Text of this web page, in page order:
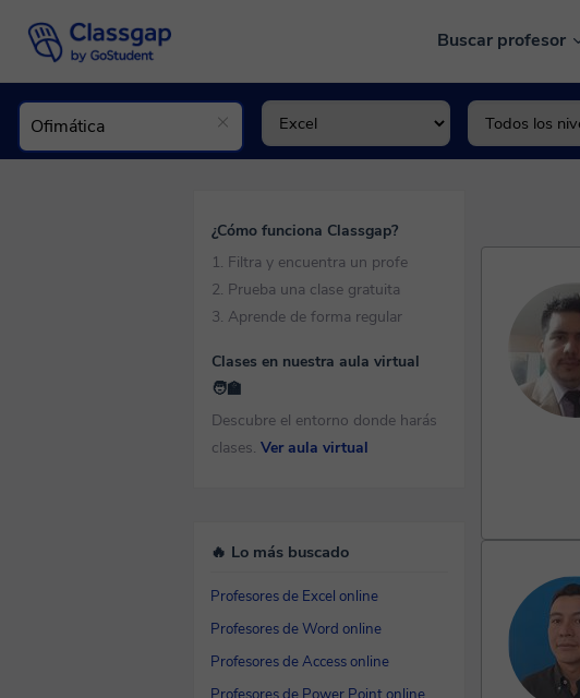
Buscar profesor
¿Cómo funciona Classgap?
1. Filtra y encuentra un profe
2. Prueba una clase gratuita
3. Aprende de forma regular
Clases en nuestra aula virtual
🧑‍🏫
Descubre el entorno donde harás
clases. Ver aula virtual
🔥 Lo más buscado
Profesores de Excel online
Profesores de Word online
Profesores de Access online